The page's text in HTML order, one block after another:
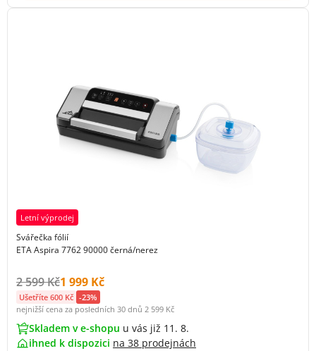
Letní výprodej
Svářečka fólií
ETA Aspira 7762 90000 černá/nerez
Původní cena s DPH:
2 599 KčCena s DPH:
1 999 Kč
Ušetříte 600 Kč -23%
nejnižší cena za posledních 30 dnů 2 599 Kč
Skladem v e-shopu u vás již 11. 8.
ihned k dispozici na 38 prodejnách